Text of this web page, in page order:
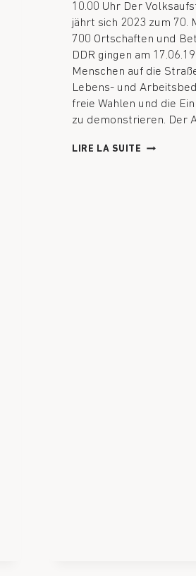
10.00 Uhr Der
jährt sich 2023 zum 70.
700 Ortschaften und
DDR gingen am
Menschen auf die
Lebens- und
freie Wahlen und die
zu demonstrieren. Der
LIRE LA SUITE